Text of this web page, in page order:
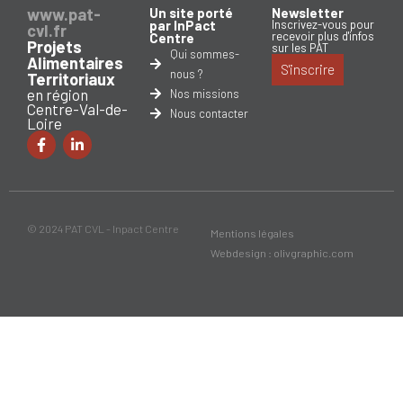
www.pat-
cvl.fr
Projets
Alimentaires
Territoriaux
en région
Centre-Val-de-
Loire
Un site porté
par InPact
Centre
Qui sommes-
nous ?
Nos missions
Nous contacter
Newsletter
Inscrivez-vous pour
recevoir plus d'infos
sur les PAT
S'inscrire
© 2024 PAT CVL - Inpact Centre
Mentions légales
Webdesign : olivgraphic.com